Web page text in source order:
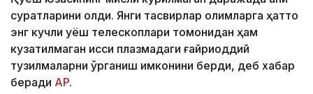
суратларини олди. Янги тасвирлар олимларга ҳатто
энг кучли қуёш телескоплари томонидан ҳам
кузатилмаган иссиқ плазмадаги ғайриоддий
тузилмаларни ўрганиш имконини берди, деб хабар
беради АP.